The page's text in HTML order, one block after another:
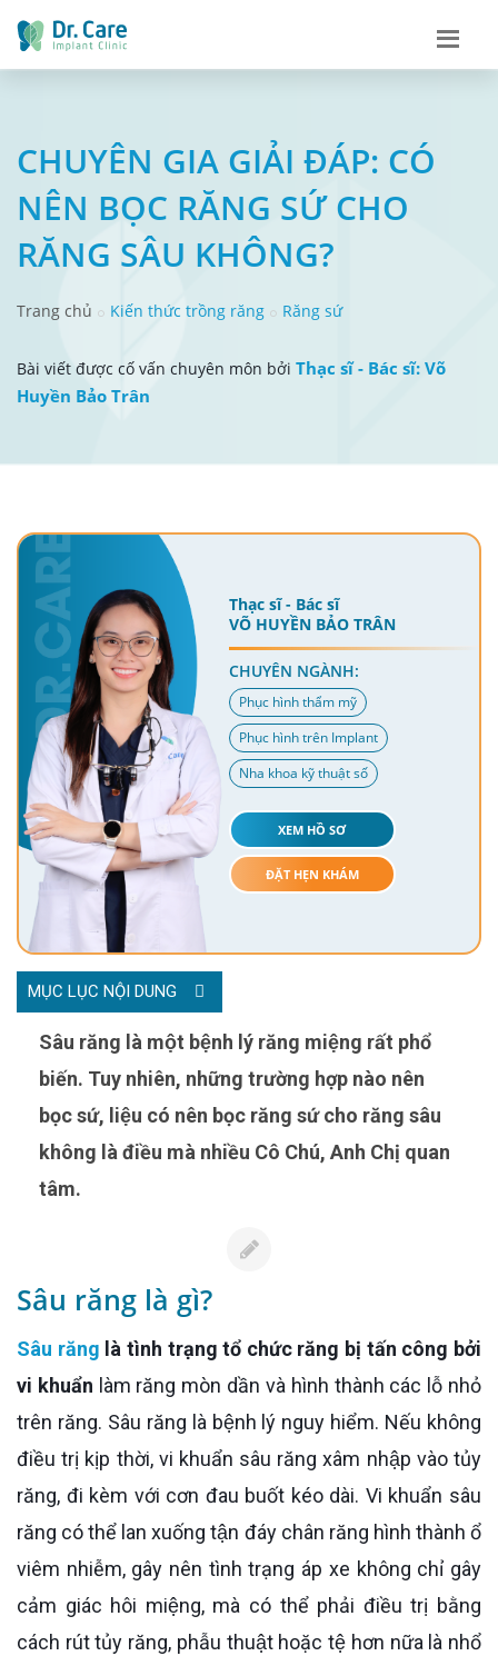
CHUYÊN GIA GIẢI ĐÁP: CÓ
NÊN BỌC RĂNG SỨ CHO
RĂNG SÂU KHÔNG?
Trang chủ Kiến thức trồng răng Răng sứ
Bài viết được cố vấn chuyên môn bởi Thạc sĩ - Bác sĩ: Võ
Huyền Bảo Trân
Thạc sĩ - Bác sĩ
VÕ HUYỀN BẢO TRÂN
CHUYÊN NGÀNH:
Phục hình thẩm mỹ
Phục hình trên Implant
Nha khoa kỹ thuật số
XEM HỒ SƠ
ĐẶT HẸN KHÁM
MỤC LỤC NỘI DUNG
Sâu răng là một bệnh lý răng miệng rất phổ
biến. Tuy nhiên, những trường hợp nào nên
bọc sứ, liệu có nên bọc răng sứ cho răng sâu
không là điều mà nhiều Cô Chú, Anh Chị quan
tâm.
Sâu răng là gì?
Sâu răng là tình trạng tổ chức răng bị tấn công bởi
vi khuẩn làm răng mòn dần và hình thành các lỗ nhỏ
trên răng. Sâu răng là bệnh lý nguy hiểm. Nếu không
điều trị kịp thời, vi khuẩn sâu răng xâm nhập vào tủy
răng, đi kèm với cơn đau buốt kéo dài. Vi khuẩn sâu
răng có thể lan xuống tận đáy chân răng hình thành ổ
viêm nhiễm, gây nên tình trạng áp xe không chỉ gây
cảm giác hôi miệng, mà có thể phải điều trị bằng
cách rút tủy răng, phẫu thuật hoặc tệ hơn nữa là nhổ